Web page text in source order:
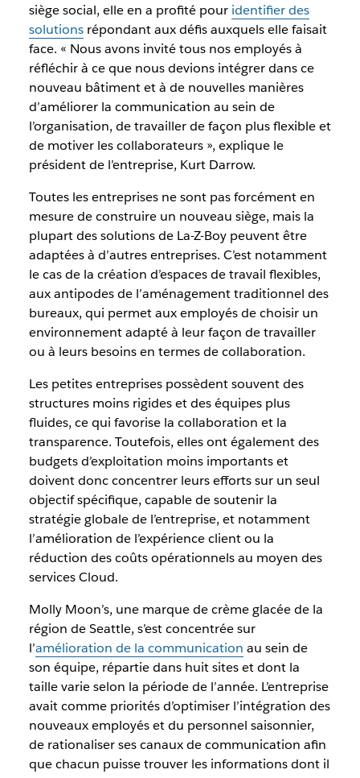
siège social, elle en a profité pour identifier des
solutionsrépondant aux défis auxquels elle faisait
face. « Nous avons invité tous nos employés à
réfléchir à ce que nous devions intégrer dans ce
nouveau bâtiment et à de nouvelles manières
d’améliorer la communication au sein de
l’organisation, de travailler de façon plus flexible et
de motiver les collaborateurs », explique le
président de l’entreprise, Kurt Darrow.
Toutes les entreprises ne sont pas forcément en
mesure de construire un nouveau siège, mais la
plupart des solutions de La-Z-Boy peuvent être
adaptées à d’autres entreprises. C’est notamment
le cas de la création d’espaces de travail flexibles,
aux antipodes de l’aménagement traditionnel des
bureaux, qui permet aux employés de choisir un
environnement adapté à leur façon de travailler
ou à leurs besoins en termes de collaboration.
Les petites entreprises possèdent souvent des
structures moins rigides et des équipes plus
fluides, ce qui favorise la collaboration et la
transparence. Toutefois, elles ont également des
budgets d’exploitation moins importants et
doivent donc concentrer leurs efforts sur un seul
objectif spécifique, capable de soutenir la
stratégie globale de l’entreprise, et notamment
l’amélioration de l’expérience client ou la
réduction des coûts opérationnels au moyen des
services Cloud.
Molly Moon’s, une marque de crème glacée de la
région de Seattle, s’est concentrée sur
l’amélioration de la communication au sein de
son équipe, répartie dans huit sites et dont la
taille varie selon la période de l’année. L’entreprise
avait comme priorités d’optimiser l’intégration des
nouveaux employés et du personnel saisonnier,
de rationaliser ses canaux de communication afin
que chacun puisse trouver les informations dont il